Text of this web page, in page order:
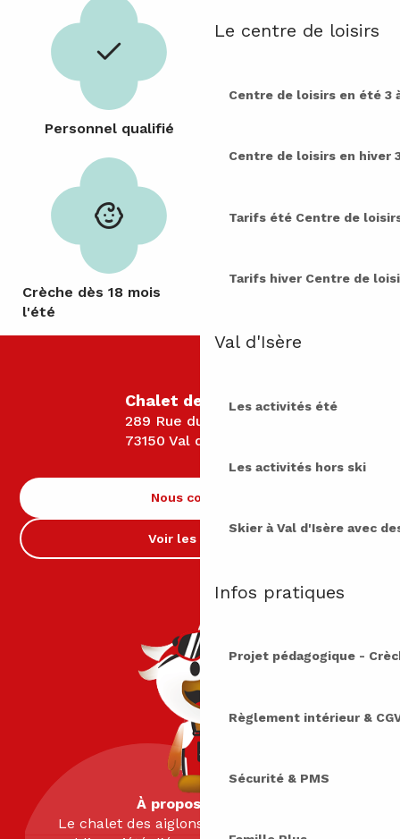
Le centre de loisirs
Centre de loisirs en été 3
Centre de loisirs en hiver
Tarifs été Centre de
Tarifs hiver Centre de
Val d'Isère
Les activités été
Les activités hors ski
Skier à Val d'Isère avec
Infos pratiques
Projet pédagogique -
Règlement intérieur &
Sécurité & PMS
Personnel qualifié
Crèche dès 18 mois
l'été
Chalet des Aiglons
289 Rue du Cachay
73150 Val d'Isère
Nous contacter
Voir les horaires
À propos de nous
Le chalet des aiglons est géré par la SEM